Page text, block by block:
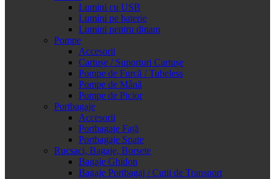
Lumini cu USB
Lumini pe baterie
Lumini pentru dinam
Pompe
Accesorii
Cartușe / Suporturi Cartușe
Pompe de Furcă / Tubeless
Pompe de Mână
Pompe de Picior
Portbagaje
Accesorii
Portbagaje Față
Portbagaje Spate
Rucsaci, Bagaje, Borsete
Bagaje Ghidon
Bagaje Portbagaj / Cutii de Transport